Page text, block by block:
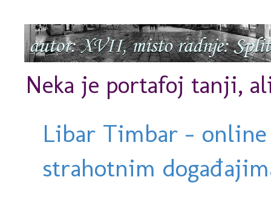
Neka je portafoj tanji,
Libar Timbar -
strahotnim